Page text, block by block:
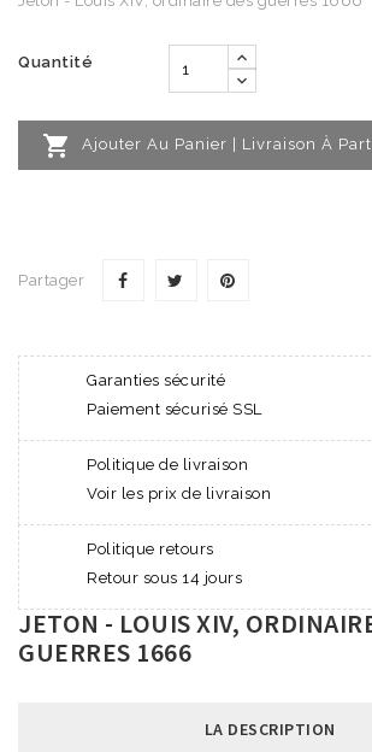
Quantité
 Ajouter Au Panier | Livraison À
Partager
Garanties sécurité
Paiement sécurisé SSL
Politique de livraison
Voir les prix de livraison
Politique retours
Retour sous 14 jours
JETON - LOUIS XIV,
GUERRES 1666
LA DESCRIPTION